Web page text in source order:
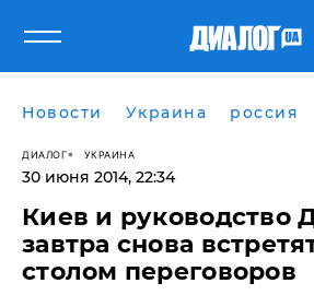
Новости Украина россия
ДИАЛОГ УКРАИНА
30 июня 2014, 22:34
Киев и руководство
завтра снова
столом переговоров